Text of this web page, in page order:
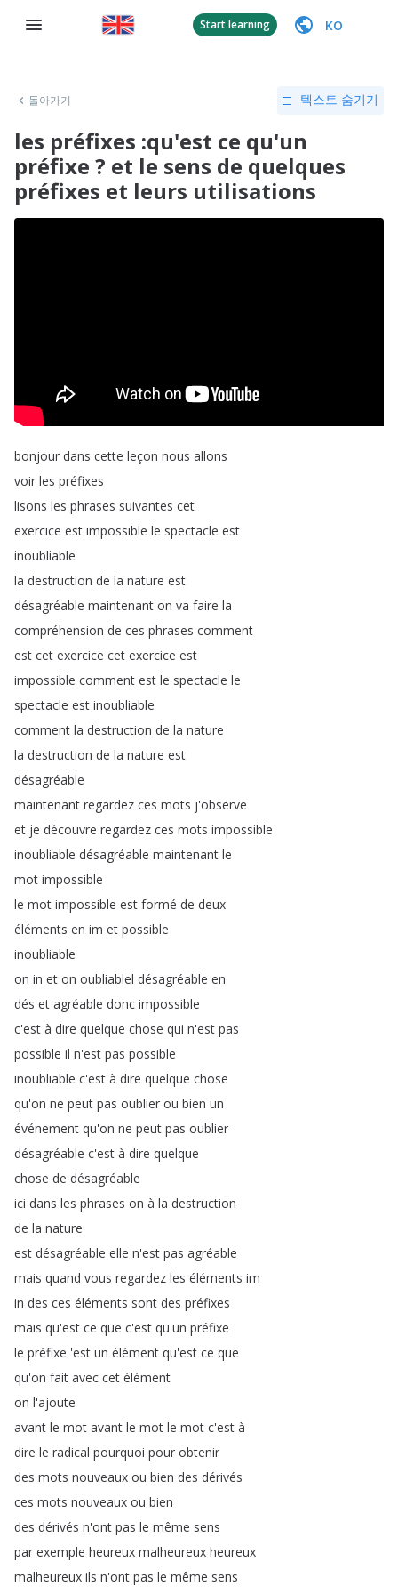
Start learning KO
돌아가기 텍스트 숨기기
les préfixes :qu'est ce qu'un
préfixe ? et le sens de quelques
préfixes et leurs utilisations
bonjour dans cette leçon nous allons
voir les préfixes
lisons les phrases suivantes cet
exercice est impossible le spectacle est
inoubliable
la destruction de la nature est
désagréable maintenant on va faire la
compréhension de ces phrases comment
est cet exercice cet exercice est
impossible comment est le spectacle le
spectacle est inoubliable
comment la destruction de la nature
la destruction de la nature est
désagréable
maintenant regardez ces mots j'observe
et je découvre regardez ces mots impossible
inoubliable désagréable maintenant le
mot impossible
le mot impossible est formé de deux
éléments en im et possible
inoubliable
on in et on oubliablel désagréable en
dés et agréable donc impossible
c'est à dire quelque chose qui n'est pas
possible il n'est pas possible
inoubliable c'est à dire quelque chose
qu'on ne peut pas oublier ou bien un
événement qu'on ne peut pas oublier
désagréable c'est à dire quelque
chose de désagréable
ici dans les phrases on à la destruction
de la nature
est désagréable elle n'est pas agréable
mais quand vous regardez les éléments im
in des ces éléments sont des préfixes
mais qu'est ce que c'est qu'un préfixe
le préfixe 'est un élément qu'est ce que
qu'on fait avec cet élément
on l'ajoute
avant le mot avant le mot le mot c'est à
dire le radical pourquoi pour obtenir
des mots nouveaux ou bien des dérivés
ces mots nouveaux ou bien
des dérivés n'ont pas le même sens
par exemple heureux malheureux heureux
malheureux ils n'ont pas le même sens